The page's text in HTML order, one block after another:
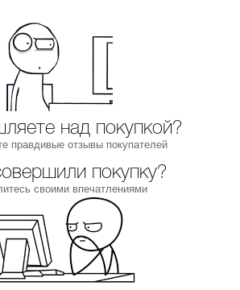
над покупкой?
правдивые отзывы покупателей
покупку?
своими впечатлениями